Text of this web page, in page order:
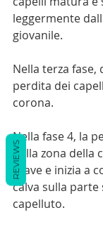
leggermente
giovanile.
Nella terza fase,
perdita dei
corona.
Nella fase 4, la
dalla zona della
grave e inizia a
calva sulla
capelluto.
REVIEWS